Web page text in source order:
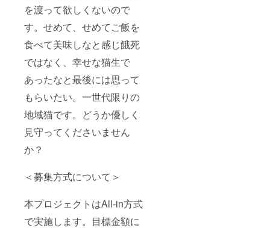
を渡って欲しくないので
す。せめて、せめてご飯を
食べて美味しなと感じ餓死
ではなく、幸せな猫生で
あったなと最後には思って
もらいたい。一世代限りの
地域猫です。どうか優しく
見守ってくださいません
か？
＜募集方式について＞
本プロジェクトはAll-in方式
で実施します。目標金額に